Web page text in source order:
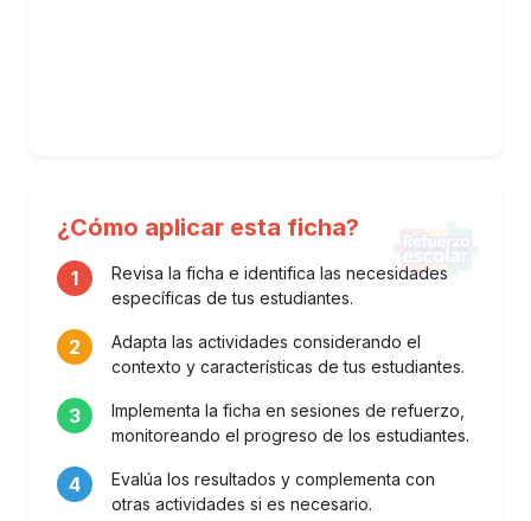
¿Cómo aplicar esta ficha?
1
Revisa la ficha e identifica las necesidades
específicas de tus estudiantes.
2
Adapta las actividades considerando el
contexto y características de tus estudiantes.
3
Implementa la ficha en sesiones de refuerzo,
monitoreando el progreso de los estudiantes.
4
Evalúa los resultados y complementa con
otras actividades si es necesario.